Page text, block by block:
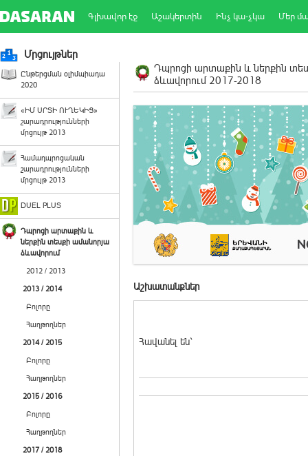
Գլխավոր էջ Աշակերտին Ինչ կա-չկա Մեր
Մրցույթներ
Ընթերցման օլիմպիադա
2020
«ԻՄ ՍՐՏԻ ՈՒՂԵԿԻՑ»
շարադրությունների
մրցույթ 2013
Համադպրոցական
շարադրությունների
մրցույթ 2013
DUEL PLUS
Դպրոցի արտաքին և
ներքին տեսքի ամանորյա
ձևավորում
2012 / 2013
2013 / 2014
Բոլորը
Հաղթողներ
2014 / 2015
Բոլորը
Հաղթողներ
2015 / 2016
Բոլորը
Հաղթողներ
2017 / 2018
Դպրոցի արտաքին և ներքին
ձևավորում 2017-2018
Աշխատանքներ
Հավանել են`